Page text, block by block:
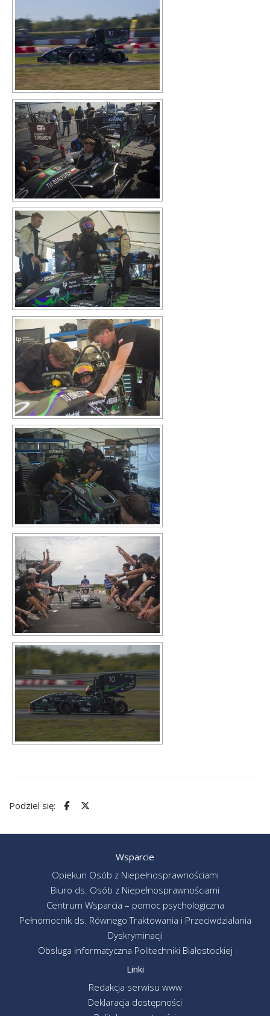
Podziel się:
Wsparcie
Opiekun Osób z Niepełnosprawnościami
Biuro ds. Osób z Niepełnosprawnościami
Centrum Wsparcia – pomoc psychologiczna
Pełnomocnik ds. Równego Traktowania i Przeciwdziałania
Dyskryminacji
Obsługa informatyczna Politechniki Białostockiej
Linki
Redakcja serwisu www
Deklaracja dostępności